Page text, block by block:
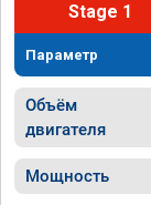
Stage 1
Параметр
Объём
двигателя
Мощность